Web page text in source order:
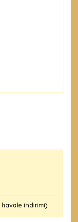
havale indirimi)